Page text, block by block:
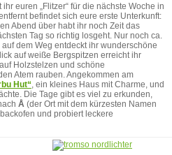
euren „Flitzer“ für die nächste Woche in
befindet sich eure erste Unterkunft:
Abend über habt ihr noch Zeit das
Tag so richtig losgeht. Nur noch ca.
dem Weg entdeckt ihr wunderschöne
auf weiße Bergspitzen erreicht ihr
Holzstelzen und schöne
Atem rauben. Angekommen am
Hut“, ein kleines Haus mit Charme, und
Die Tage gibt es viel zu erkunden,
Å (der Ort mit dem kürzesten Namen
und probiert leckere